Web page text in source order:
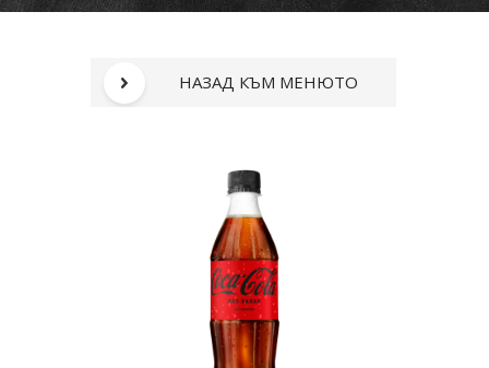
НАЗАД КЪМ МЕНЮТО